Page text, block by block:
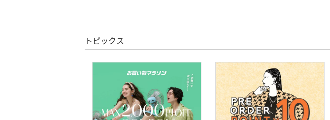
靴下・レッグウェア
ファッション雑貨
アクセサリー・腕時計
財布・ポーチ・ケース
クリア 絞り込み
トピックス